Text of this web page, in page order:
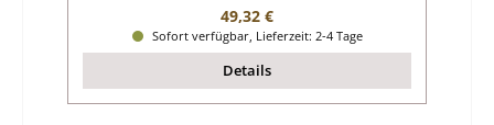
Regulärer Preis:
49,32 €
Sofort verfügbar, Lieferzeit: 2-4 Tage
Details